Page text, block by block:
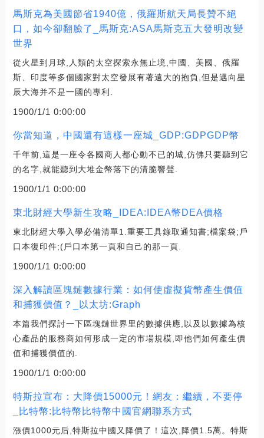
馬斯克為美國節省1940億，俄羅斯航天局長贊不絕
口，如今卻翻臉了_馬斯克:ASA馬斯克五大發明改變
世界
從火星到月球,人類的太空探索永無止境,中國、美國、俄羅
斯、印度等多個國家對太空發展有著遠大的抱負,但是邁向星
辰大海并不是一國的專利.
1900/1/1 0:00:00
你當知道，中國還有這樣一座城_GDP:GDPGDP幣
千年前,這是一座令各國商人都心動不已的城,仿佛只要聽到它
的名字,就能聽到大堆金幣落下的清脆響聲.
1900/1/1 0:00:00
東北財經大學新生攻略_IDEA:IDEA幣DEA價格
東北財經大學入學必備清單1.重要工具錄取通知書;檔案袋;戶
口本復印件;(戶口本第一頁和自己的那一頁.
1900/1/1 0:00:00
深入解讀區塊鏈數據行業：如何使虛擬貨幣產生價值
和捕獲價值？_以太坊:Graph
本篇我們探討一下區塊鏈世界里的數據供應,以及以數據為核
心產品的服務商如何形成一定的市場規模,即他們如何產生價
值和捕獲價值的.
1900/1/1 0:00:00
特斯拉宣布：大降價15000元！網友：繼續，不要停
_比特幣:比特幣比特幣中國官網聯系方式
漲價1000元后,特斯拉中國又降價了！這次,降價1.5萬。特斯